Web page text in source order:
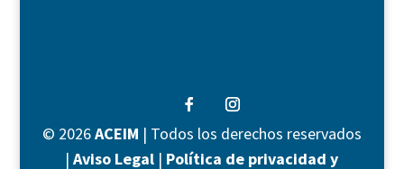
© 2026ACEIM | Todos los derechos reservados
|Aviso Legal | Política de privacidad y